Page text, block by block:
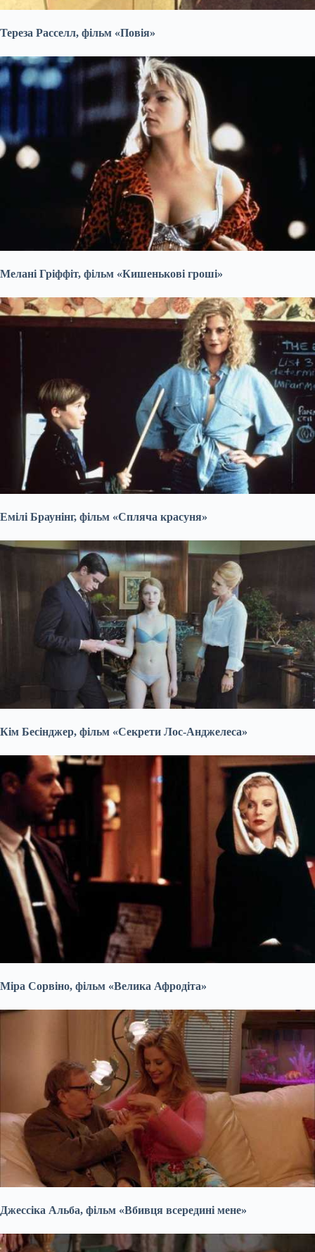
Тереза Расселл, фільм «Повія»
Мелані Гріффіт, фільм «Кишенькові гроші»
Емілі Браунінг, фільм «Спляча красуня»
Кім Бесінджер, фільм «Секрети Лос-Анджелеса»
Міра Сорвіно, фільм «Велика Афродіта»
Джессіка Альба, фільм «Вбивця всередині мене»